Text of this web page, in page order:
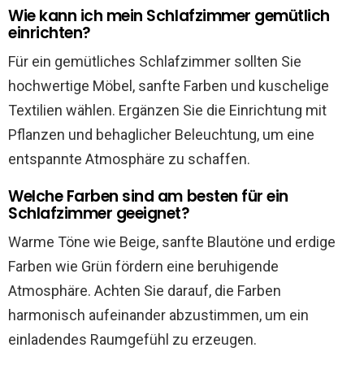
Wie kann ich mein Schlafzimmer gemütlich
einrichten?
Für ein gemütliches Schlafzimmer sollten Sie
hochwertige Möbel, sanfte Farben und kuschelige
Textilien wählen. Ergänzen Sie die Einrichtung mit
Pflanzen und behaglicher Beleuchtung, um eine
entspannte Atmosphäre zu schaffen.
Welche Farben sind am besten für ein
Schlafzimmer geeignet?
Warme Töne wie Beige, sanfte Blautöne und erdige
Farben wie Grün fördern eine beruhigende
Atmosphäre. Achten Sie darauf, die Farben
harmonisch aufeinander abzustimmen, um ein
einladendes Raumgefühl zu erzeugen.